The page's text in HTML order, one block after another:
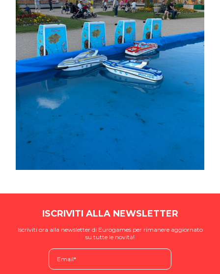
ISCRIVITI ALLA NEWSLETTER
Iscriviti ora alla newsletter di Eurogames per rimanere aggiornato
su tutte le novità!